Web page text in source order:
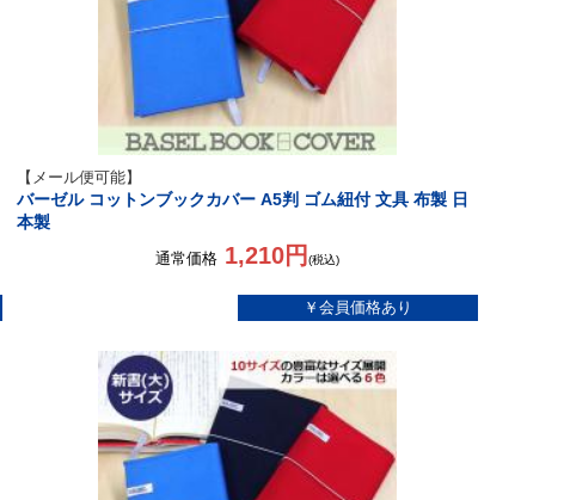
【メール便可能】
バーゼル コットンブックカバー A5判 ゴム紐付 文具 布製 日
本製
通常価格 1,210円(税込)